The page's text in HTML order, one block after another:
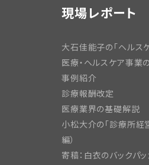
現場レポート
大石佳能子の「ヘルス
医療・ヘルスケア事業
事例紹介
診療報酬改定
医療業界の基礎解説
小松大介の「診療所経
編）
寄稿：白衣のバックパ